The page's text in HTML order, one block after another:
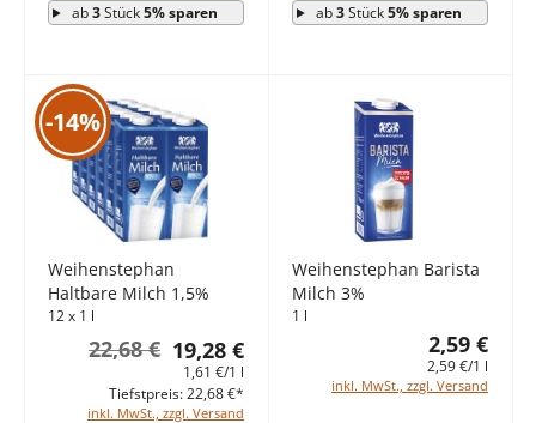
ab3Stück5% sparen ab3Stück5% sparen
-14%
Weihenstephan
Haltbare Milch 1,5%
12 x 1 l
19,28 €
22,68 €
1,61 €/1 l
inkl. MwSt., zzgl. Versand
Tiefstpreis: 22,68 €*
Weihenstephan Barista
Milch 3%
1 l
2,59 €
2,59 €/1 l
inkl. MwSt., zzgl. Versand